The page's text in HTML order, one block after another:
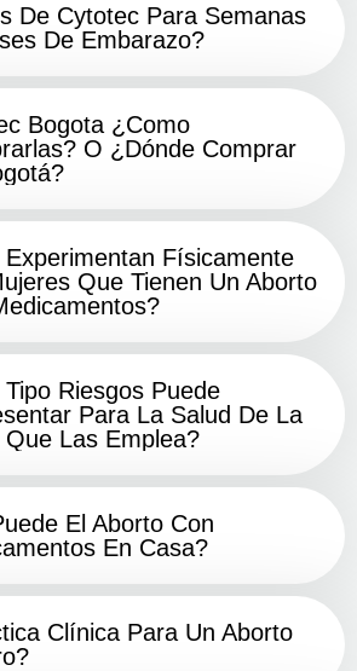
De Cytotec Para Semanas
De Embarazo?
Bogota ¿Como
O ¿Dónde Comprar
Experimentan Físicamente
Que Tienen Un Aborto
Riesgos Puede
Para La Salud De La
Que Las Emplea?
El Aborto Con
En Casa?
Clínica Para Un Aborto